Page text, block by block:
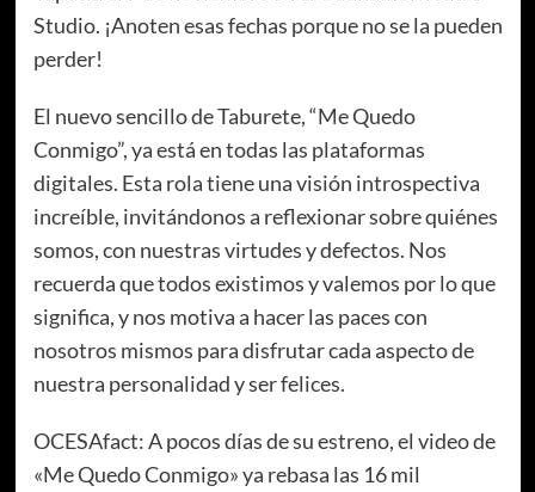
Studio. ¡Anoten esas fechas porque no se la pueden
perder!
El nuevo sencillo de Taburete, “Me Quedo
Conmigo”, ya está en todas las plataformas
digitales. Esta rola tiene una visión introspectiva
increíble, invitándonos a reflexionar sobre quiénes
somos, con nuestras virtudes y defectos. Nos
recuerda que todos existimos y valemos por lo que
significa, y nos motiva a hacer las paces con
nosotros mismos para disfrutar cada aspecto de
nuestra personalidad y ser felices.
OCESAfact: A pocos días de su estreno, el video de
«Me Quedo Conmigo» ya rebasa las 16 mil